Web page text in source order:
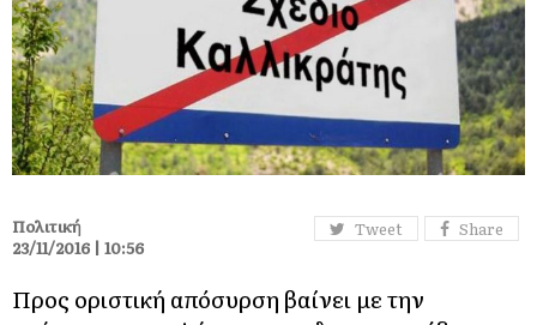
Tweet Share
Πολιτική
23/11/2016 | 10:56
Προς οριστική απόσυρση βαίνει με την